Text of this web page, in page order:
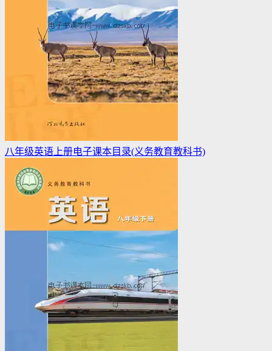
八年级英语上册电子课本目录(义务教育教科书)